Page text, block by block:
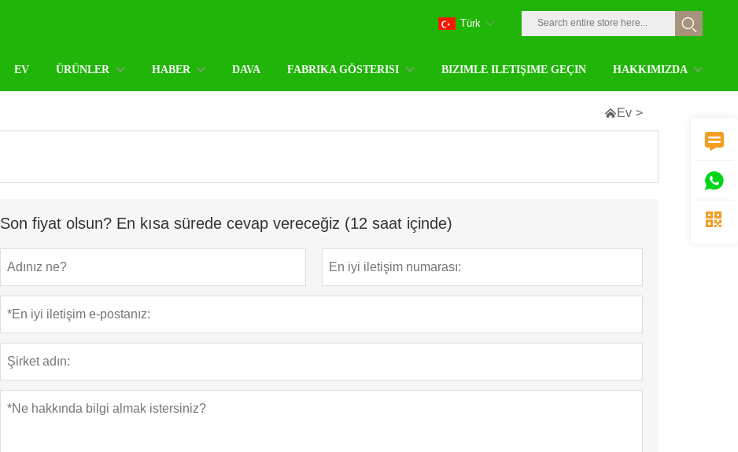
EV ÜRÜNLER HABER DAVA FABRIKA GÖSTERISI BIZIMLE ILETIŞIME GEÇIN HAKKIMIZDA
Türk
Ev >
Son fiyat olsun? En kısa sürede cevap vereceğiz (12 saat içinde)


